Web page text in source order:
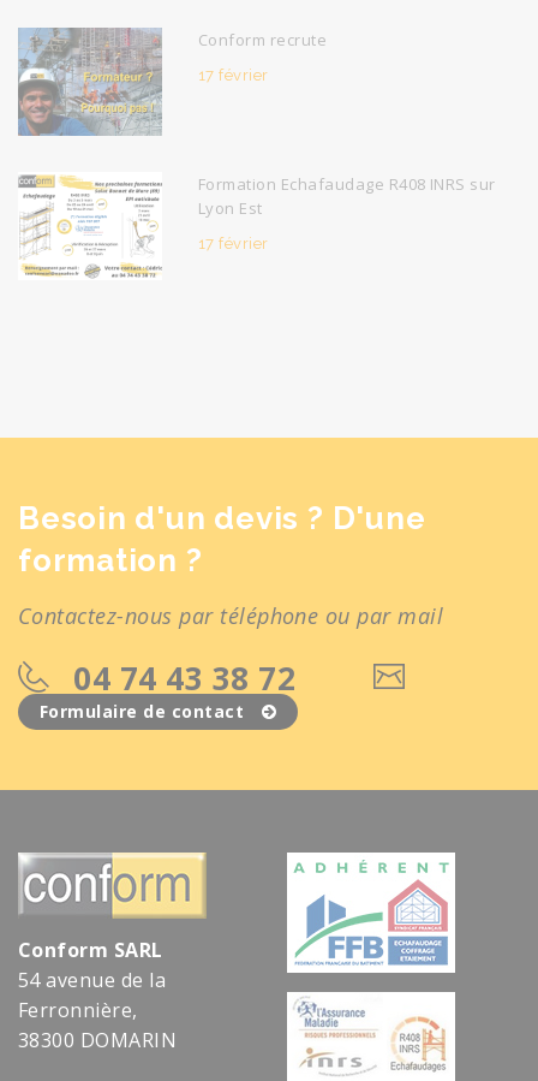
Conform recrute
17 février
Formation Echafaudage R408 INRS sur
Lyon Est
17 février
Besoin d'un devis ? D'une
formation ?
Contactez-nous par téléphone ou par mail
04 74 43 38 72
Formulaire de contact
Conform SARL
54 avenue de la
Ferronnière,
38300 DOMARIN